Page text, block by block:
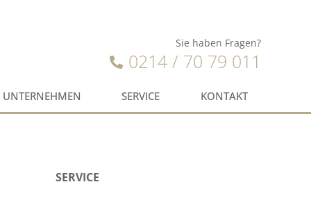
Sie haben Fragen?
0214 / 70 79 011
UNTERNEHMEN SERVICE KONTAKT
SERVICE